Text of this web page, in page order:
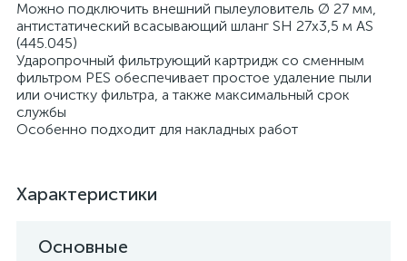
Можно подключить внешний пылеуловитель Ø 27 мм,
антистатический всасывающий шланг SH 27x3,5 м AS
(445.045)
Ударопрочный фильтрующий картридж со сменным
фильтром PES обеспечивает простое удаление пыли
или очистку фильтра, а также максимальный срок
службы
Особенно подходит для накладных работ
Характеристики
Основные